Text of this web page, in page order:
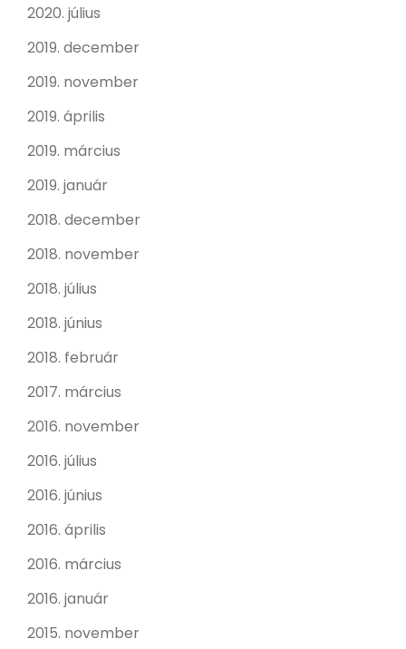
2020. július
2019. december
2019. november
2019. április
2019. március
2019. január
2018. december
2018. november
2018. július
2018. június
2018. február
2017. március
2016. november
2016. július
2016. június
2016. április
2016. március
2016. január
2015. november